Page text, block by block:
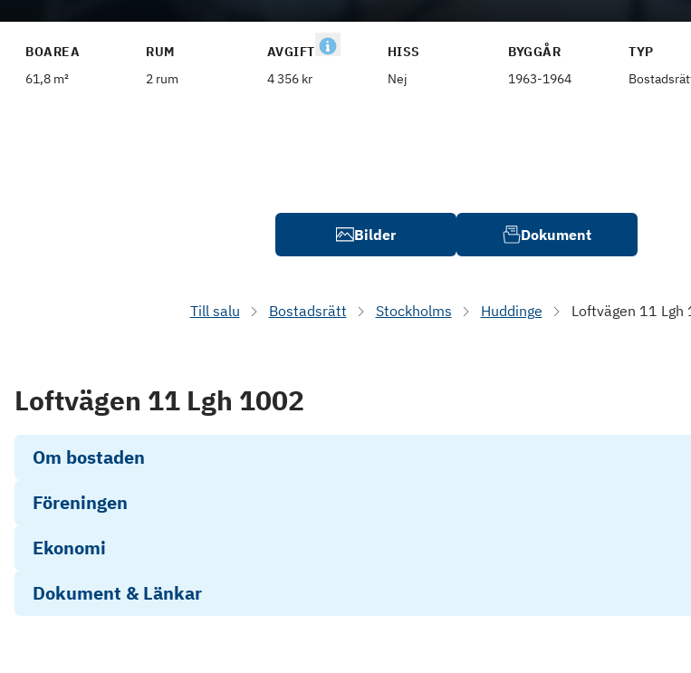
BOAREA
61,8 m²
RUM
2 rum
AVGIFT
4 356 kr
HISS
Nej
BYGGÅR
1963-1964
TYP
Bilder Dokument
Till salu Bostadsrätt Stockholms Huddinge Loftvägen 11 Lgh
Loftvägen 11 Lgh 1002
Om bostaden
Föreningen
Ekonomi
Dokument & Länkar